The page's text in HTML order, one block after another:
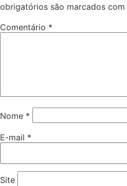
obrigatórios são marcados com
Comentário *
Nome *
E-mail *
Site